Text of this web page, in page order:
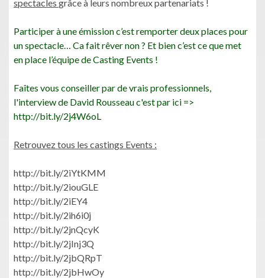
spectacles grâce à leurs nombreux partenariats !
Participer à une émission c’est remporter deux places pour
un spectacle… Ca fait rêver non ? Et bien c’est ce que met
en place l’équipe de Casting Events !
Faîtes vous conseiller par de vrais professionnels,
l'interview de David Rousseau c'est par ici =>
http://bit.ly/2j4W6oL
Retrouvez tous les castings Events :
http://bit.ly/2iYtKMM
http://bit.ly/2iouGLE
http://bit.ly/2iEY4
http://bit.ly/2ih6i0j
http://bit.ly/2jnQcyK
http://bit.ly/2jInj3Q
http://bit.ly/2jbQRpT
http://bit.ly/2jbHwOy